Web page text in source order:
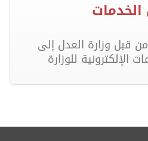
قبل وزارة العدل إلى
الإلكترونية للوزارة